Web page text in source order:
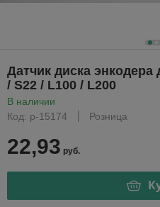
Датчик диска энкодера
/ S22 / L100 / L200
В наличии
Код: р-15174
Розница
22,93 руб.